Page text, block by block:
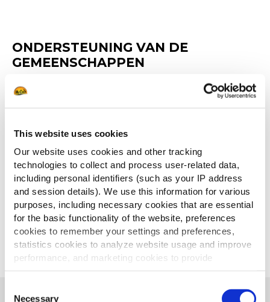
This website uses cookies
Our website uses cookies and other tracking
technologies to collect and process user-related data,
including personal identifiers (such as your IP address
and session details). We use this information for various
purposes, including necessary cookies that are essential
for the basic functionality of the website, preferences
cookies to remember your settings and preferences,
statistics cookies to analyze website usage and improve
performance, and marketing cookies to provide
personalized content and advertising.
By clicking 'Allow all cookies', you consent to the use of
Selection
Necessary
ONDERSTEUNING VAN DE
GEMEENSCHAPPEN
We bestrijden voedselonzekerheid en uitsluiting.
voedselbanken samen en bouwen we sterke
relaties met vele lokale instanties.
Ontwikkelen we vrijwilligersacties om onze
werknemers bij lokale gemeenschappen te
betrekken
Steunen we gemeenschappen over de hele
wereld door deel te nemen aan sociale
ondernemingen zoals enVie in België, Campo
Vivo in Colombia enz.